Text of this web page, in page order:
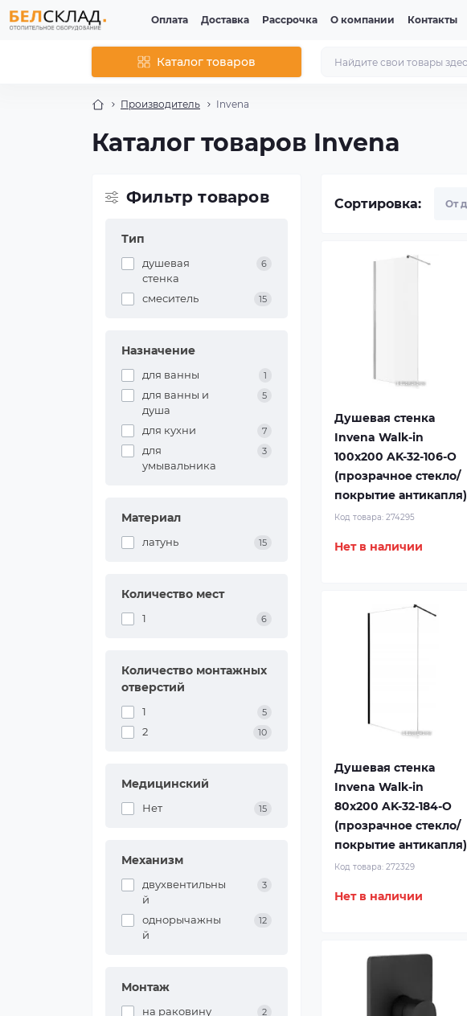
Оплата Доставка Рассрочка О компании Контакты
Каталог товаров
Производитель Invena
Каталог товаров Invena
Фильтр товаров
Тип
душевая
стенка
6
смеситель 15
Назначение
для ванны 1
для ванны и
душа
5
для кухни 7
для
умывальника
3
Материал
латунь 15
Количество мест
1 6
Количество монтажных
отверстий
1 5
2 10
Медицинский
Нет 15
Механизм
двухвентильны
й
3
однорычажны
й
12
Монтаж
на раковину
2
Сортировка:
Душевая стенка
Invena Walk-in
100x200 AK-32-106-O
(прозрачное стекло/
покрытие антикапля)
Код товара: 274295
Нет в наличии
Душевая стенка
Invena Walk-in
80x200 AK-32-184-O
(прозрачное стекло/
покрытие антикапля)
Код товара: 272329
Нет в наличии